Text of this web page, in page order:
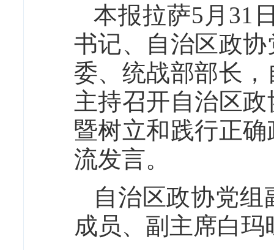
本报拉萨5月31
书记、自治区政
委、统战部部长
主持召开自治区
暨树立和践行正
流发言。
自治区政协党
成员、副主席白